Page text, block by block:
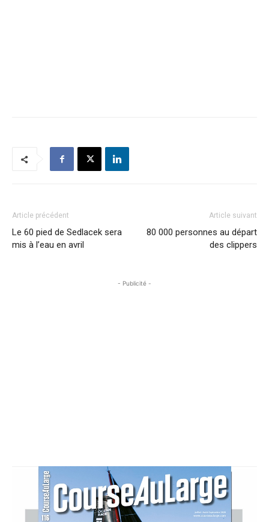
Article précédent
Le 60 pied de Sedlacek sera
mis à l’eau en avril
Article suivant
80 000 personnes au départ
des clippers
- Publicité -